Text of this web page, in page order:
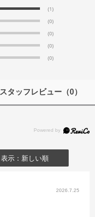
(1)
(0)
(0)
(0)
(0)
スタッフレビュー（0）
表示：新しい順
2026.7.25